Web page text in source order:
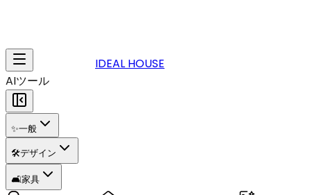
IDEAL HOUSE
AIツール
✨一般
🛠️デザイン
🛋️家具